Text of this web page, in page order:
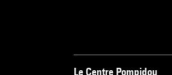
Le Centre Pompidou